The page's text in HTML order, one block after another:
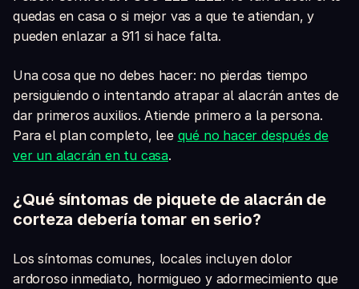
quedas en casa o si mejor vas a que te atiendan, y
pueden enlazar a 911 si hace falta.
Una cosa que no debes hacer: no pierdas tiempo
persiguiendo o intentando atrapar al alacrán antes de
dar primeros auxilios. Atiende primero a la persona.
Para el plan completo, lee qué no hacer después de
ver un alacrán en tu casa.
¿Qué síntomas de piquete de alacrán de
corteza debería tomar en serio?
Los síntomas comunes, locales incluyen dolor
ardoroso inmediato, hormigueo y adormecimiento que